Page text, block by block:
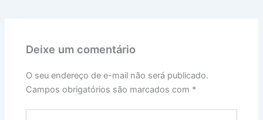
Deixe um comentário
O seu endereço de e-mail não será publicado.
Campos obrigatórios são marcados com *